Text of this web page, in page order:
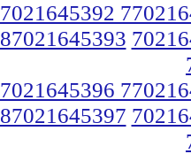
7021645392
87021645393
7021645396
87021645397